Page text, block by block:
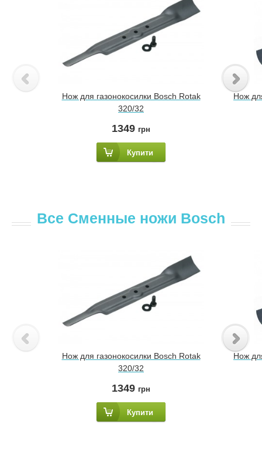
Нож для газонокосилки Bosch Rotak
320/32
1349 грн
Купити
Нож
Все Сменные ножи Bosch
Нож для газонокосилки Bosch Rotak
320/32
1349 грн
Купити
Нож